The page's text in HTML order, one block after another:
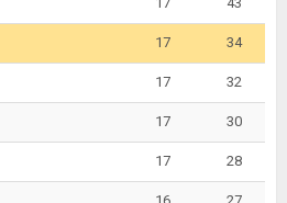
17 34
17 32
17 30
17 28